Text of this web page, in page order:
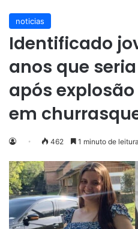
noticias
Identificado
anos que
após
em
462 1 minuto de leitura